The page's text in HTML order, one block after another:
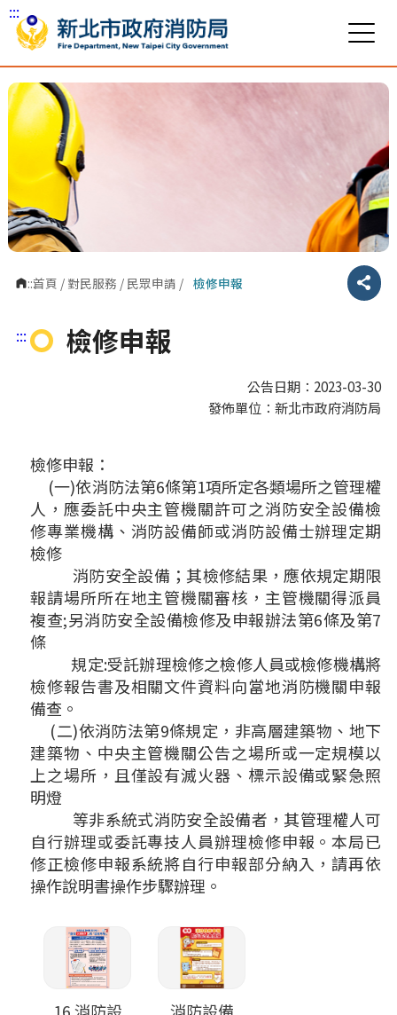
跳到主要內容區塊
:::
:::首頁 / 對民服務 / 民眾申請 / 檢修申報 分享
::: 檢修申報
公告日期：2023-03-30
發佈單位：新北市政府消防局
檢修申報：
(一)依消防法第6條第1項所定各類場所之管理權
人，應委託中央主管機關許可之消防安全設備檢
修專業機構、消防設備師或消防設備士辦理定期
檢修
消防安全設備；其檢修結果，應依規定期限
報請場所所在地主管機關審核，主管機關得派員
複查;另消防安全設備檢修及申報辦法第6條及第7
條
規定:受託辦理檢修之檢修人員或檢修機構將
檢修報告書及相關文件資料向當地消防機關申報
備查。
(二)依消防法第9條規定，非高層建築物、地下
建築物、中央主管機關公告之場所或一定規模以
上之場所，且僅設有滅火器、標示設備或緊急照
明燈
等非系統式消防安全設備者，其管理權人可
自行辦理或委託專技人員辦理檢修申報。本局已
修正檢修申報系統將自行申報部分納入，請再依
操作說明書操作步驟辦理。